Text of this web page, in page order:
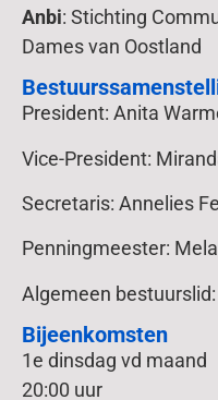
Anbi: Stichting
Dames van Oostland
President: Anita
Vice-President:
Secretaris: Annelies
Penningmeester:
Algemeen
Bijeenkomsten
1e dinsdag vd maand
20:00 uur